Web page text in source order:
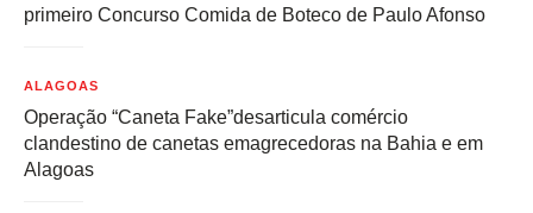
primeiro Concurso Comida de Boteco de Paulo Afonso
ALAGOAS
Operação “Caneta Fake”desarticula comércio
clandestino de canetas emagrecedoras na Bahia e em
Alagoas